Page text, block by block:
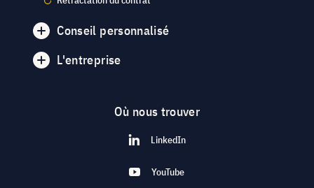
Conseil personnalisé
L'entreprise
Où nous trouver
LinkedIn
YouTube